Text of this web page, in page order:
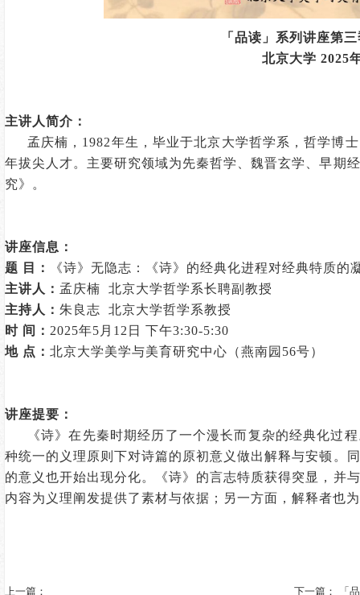
「品读」系列讲座第
北京大学 2025
主讲人简介：
孟庆楠，1982年生，毕业于北京大学哲学系，哲学博
年拔尖人才。主要研究领域为先秦哲学、魏晋玄学、早期
究》。
讲座信息：
题 目 ：
《诗》无隐志：《诗》的经典化进程对经典特质的
主讲人： 孟庆楠
北京大学哲学系长聘副教授
主持人： 朱良志
北京大学哲学系教授
时 间： 2025年5 月 12 日 下午3:30-5:30
地 点： 北京大学美学与美育研究中心（燕南园56号）
讲座提要：
《诗》在先秦时期经历了一个漫长而复杂的经典化过
种统一的义理原则下对诗篇的原初意义做出解释与安顿。
的意义也开始出现分化。《诗》的言志特质获得突显，并
内容为义理阐发提供了素材与依据；另一方面，解释者也
上一篇： 下一篇： 「